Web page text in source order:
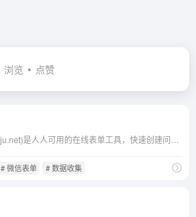
浏览 点赞
# 微信表单 # 数据收集